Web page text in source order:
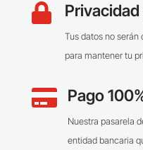

Tus datos no
para mantener tu
 Pago
Nuestra pasarela
entidad bancaria